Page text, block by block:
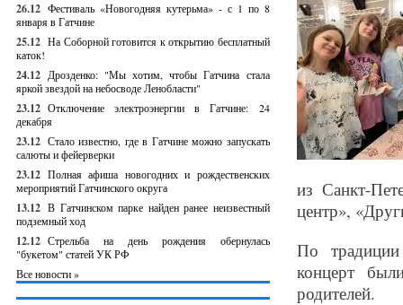
26.12 Фестиваль «Новогодняя кутерьма» - с 1 по 8
января в Гатчине
25.12 На Соборной готовится к открытию бесплатный
каток!
24.12 Дрозденко: "Мы хотим, чтобы Гатчина стала
яркой звездой на небосводе Ленобласти"
23.12 Отключение электроэнергии в Гатчине: 24
декабря
23.12 Стало известно, где в Гатчине можно запускать
салюты и фейерверки
23.12 Полная афиша новогодних и рождественских
мероприятий Гатчинского округа
13.12 В Гатчинском парке найден ранее неизвестный
подземный ход
12.12 Стрельба на день рождения обернулась
"букетом" статей УК РФ
Все новости »
из Санкт-
центр»,
По традиции
концерт
родителей.